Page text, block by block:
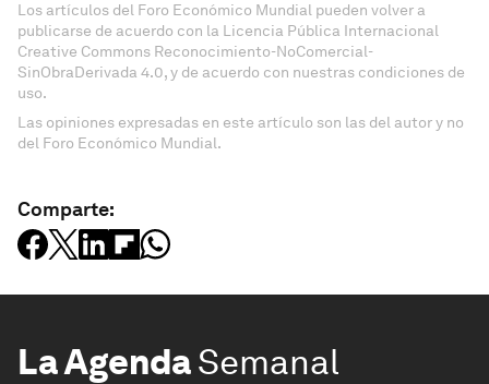
Los artículos del Foro Económico Mundial pueden volver a
publicarse de acuerdo con la Licencia Pública Internacional
Creative Commons Reconocimiento-NoComercial-
SinObraDerivada 4.0, y de acuerdo con nuestras condiciones de
uso.
Las opiniones expresadas en este artículo son las del autor y no
del Foro Económico Mundial.
Comparte:
La AgendaSemanal